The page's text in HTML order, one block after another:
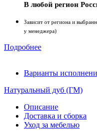
В любой регион
Зависит от региона и
у менеджера)
Подробнее
Варианты
Натуральный дуб (ГМ)
Описание
Доставка и сборка
Уход за мебелью